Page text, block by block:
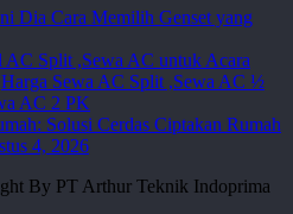
Dia Cara Memilih Genset yang
Solusi Cerdas Ciptakan Rumah
4, 2026
By PT Arthur Teknik Indoprima